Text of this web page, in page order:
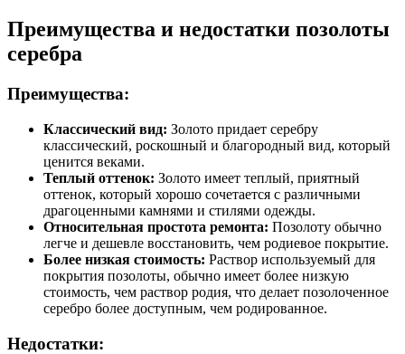
Преимущества и недостатки позолоты
серебра
Преимущества:
Классический вид: Золото придает серебру
классический, роскошный и благородный вид, который
ценится веками.
Теплый оттенок: Золото имеет теплый, приятный
оттенок, который хорошо сочетается с различными
драгоценными камнями и стилями одежды.
Относительная простота ремонта: Позолоту обычно
легче и дешевле восстановить, чем родиевое покрытие.
Более низкая стоимость: Раствор используемый для
покрытия позолоты, обычно имеет более низкую
стоимость, чем раствор родия, что делает позолоченное
серебро более доступным, чем родированное.
Недостатки: